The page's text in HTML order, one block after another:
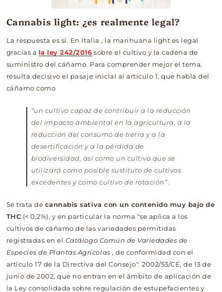
Cannabis light: ¿es realmente legal?
La respuesta es sí. En Italia , la marihuana light es legal
gracias a la ley 242/2016 sobre el cultivo y la cadena de
suministro del cáñamo. Para comprender mejor el tema,
resulta decisivo el pasaje inicial al artículo 1, que habla del
cáñamo como
“un cultivo capaz de contribuir a la reducción
del impacto ambiental en la agricultura, a la
reducción del consumo de tierra y a la
desertificación y a la pérdida de
biodiversidad, así como un cultivo que se
utilizará como posible sustituto de cultivos
excedentes y como cultivo de rotación” .
Se trata de cannabis sativa con un contenido muy bajo de
THC (< 0,2%), y en particular la norma "se aplica a los
cultivos de cáñamo de las variedades permitidas
registradas en el Catálogo Común de Variedades de
Especies de Plantas Agrícolas , de conformidad con el
artículo 17 de la Directiva del Consejo". 2002/53/CE, de 13 de
junio de 2002, que no entran en el ámbito de aplicación de
la Ley consolidada sobre regulación de estupefacientes y